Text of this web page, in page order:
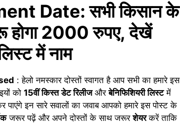
Date: सभी किसान के
होगा 2000 रुपए, देखें
में नाम
: हेलो नमस्कार दोस्तों स्वागत है आप सभी का हमारे इस
को 15वीं किस्त डेट रिलीजऔरबेनिफिशियरी लिस्टमें
इन सारे सवालों का जवाब आपको हमारे इस पोस्ट के
जरूर पढ़ें और अपने दोस्तों के साथ जरूरशेयरकरें ताकि